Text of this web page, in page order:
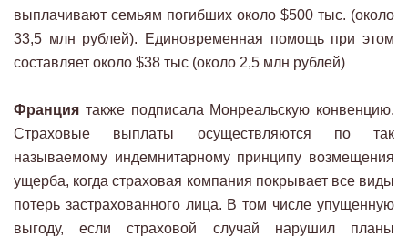
выплачивают семьям погибших около $500 тыс. (около
33,5 млн рублей). Единовременная помощь при этом
составляет около $38 тыс (около 2,5 млн рублей)
Франция также подписала Монреальскую конвенцию.
Страховые выплаты осуществляются по так
называемому индемнитарному принципу возмещения
ущерба, когда страховая компания покрывает все виды
потерь застрахованного лица. В том числе упущенную
выгоду, если страховой случай нарушил планы